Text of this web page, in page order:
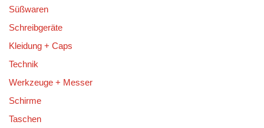
Süßwaren
Schreibgeräte
Kleidung + Caps
Technik
Werkzeuge + Messer
Schirme
Taschen